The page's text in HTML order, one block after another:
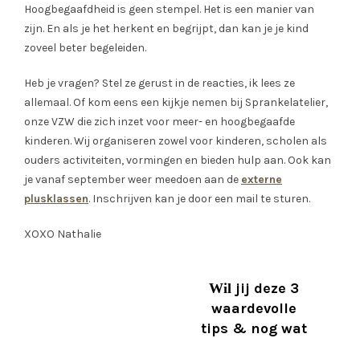
Hoogbegaafdheid is geen stempel. Het is een manier van
zijn. En als je het herkent en begrijpt, dan kan je je kind
zoveel beter begeleiden.
Heb je vragen? Stel ze gerust in de reacties, ik lees ze
allemaal. Of kom eens een kijkje nemen bij Sprankelatelier,
onze VZW die zich inzet voor meer- en hoogbegaafde
kinderen. Wij organiseren zowel voor kinderen, scholen als
ouders activiteiten, vormingen en bieden hulp aan. Ook kan
je vanaf september weer meedoen aan de externe
plusklassen. Inschrijven kan je door een mail te sturen.
XOXO Nathalie
Wil jij deze 3
waardevolle
tips & nog wat